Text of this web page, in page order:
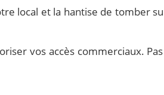
local et la hantise de tomber
vos accès commerciaux.